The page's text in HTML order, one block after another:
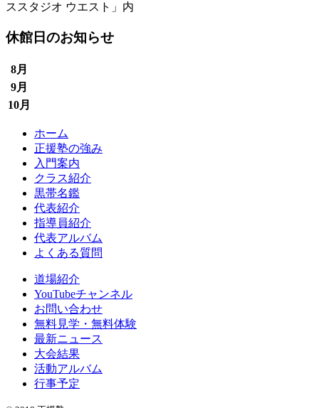
ススタジオ ウエスト」内
休館日のお知らせ
8月
9月
10月
ホーム
正援塾の強み
入門案内
クラス紹介
黒帯名鑑
代表紹介
指導員紹介
代表アルバム
よくある質問
道場紹介
YouTubeチャンネル
お問い合わせ
無料見学・無料体験
最新ニュース
大会結果
活動アルバム
行事予定